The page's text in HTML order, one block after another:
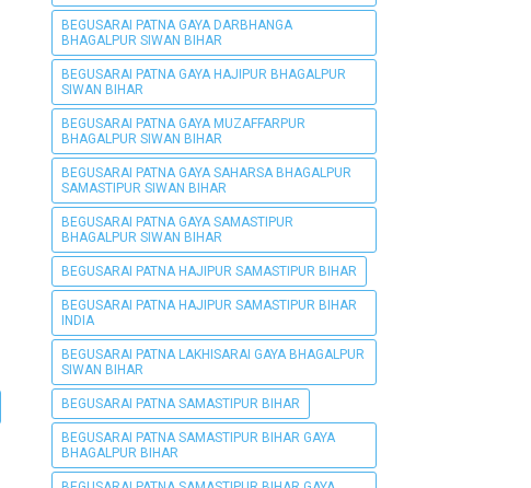
BEGUSARAI PATNA GAYA DARBHANGA
BHAGALPUR SIWAN BIHAR
BEGUSARAI PATNA GAYA HAJIPUR BHAGALPUR
SIWAN BIHAR
BEGUSARAI PATNA GAYA MUZAFFARPUR
BHAGALPUR SIWAN BIHAR
BEGUSARAI PATNA GAYA SAHARSA BHAGALPUR
SAMASTIPUR SIWAN BIHAR
BEGUSARAI PATNA GAYA SAMASTIPUR
BHAGALPUR SIWAN BIHAR
BEGUSARAI PATNA HAJIPUR SAMASTIPUR BIHAR
BEGUSARAI PATNA HAJIPUR SAMASTIPUR BIHAR
INDIA
BEGUSARAI PATNA LAKHISARAI GAYA BHAGALPUR
SIWAN BIHAR
BEGUSARAI PATNA SAMASTIPUR BIHAR
BEGUSARAI PATNA SAMASTIPUR BIHAR GAYA
BHAGALPUR BIHAR